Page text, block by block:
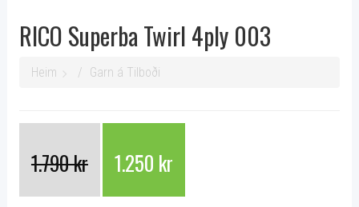
RICO Superba Twirl 4ply 003
Heim Garn á Tilboði
1.790 kr 1.250 kr